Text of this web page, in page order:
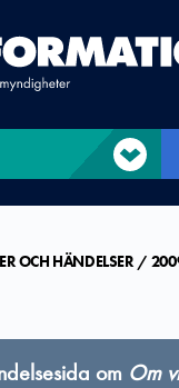
OCH HÄNDELSER
om Om